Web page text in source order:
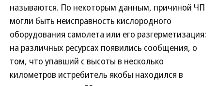
называются. По некоторым данным, причиной ЧП
могли быть неисправность кислородного
оборудования самолета или его разгерметизация:
на различных ресурсах появились сообщения, о
том, что упавший с высоты в несколько
километров истребитель якобы находился в